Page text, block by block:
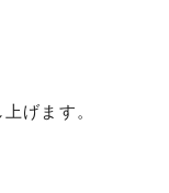
げます。